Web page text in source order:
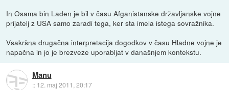
In Osama bin Laden je bil v času Afganistanske državljanske vojne
prijatelj z USA samo zaradi tega, ker sta imela istega sovražnika.
Vsakršna drugačna interpretacija dogodkov v času Hladne vojne je
napačna in jo je brezveze uporabljat v današnjem kontekstu.
Manu
:: 12. maj 2011, 20:17